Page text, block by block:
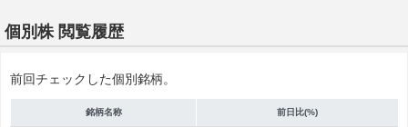
個別株 閲覧履歴
前回チェックした個別銘柄。
銘柄名称 前日比(%)